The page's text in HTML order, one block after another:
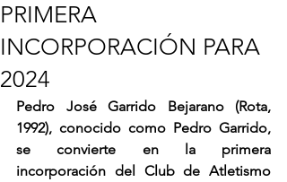
PRIMERA
INCORPORACIÓN PARA
2024
Pedro José Garrido Bejarano (Rota,
1992), conocido como Pedro Garrido,
se convierte en la primera
incorporación del Club de Atletismo